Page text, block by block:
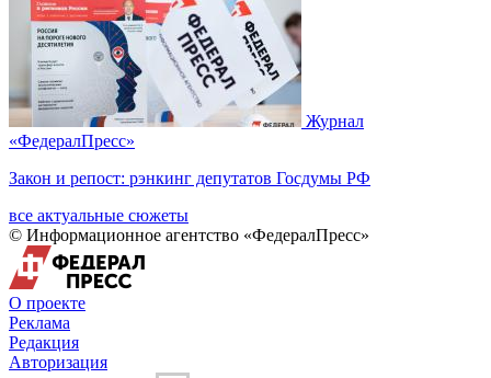
Журнал
«ФедералПресс»
Закон и репост: рэнкинг депутатов Госдумы РФ
все актуальные сюжеты
© Информационное агентство «ФедералПресс»
О проекте
Реклама
Редакция
Авторизация